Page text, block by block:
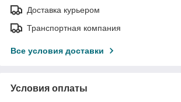
Доставка курьером
Транспортная компания
Все условия доставки
Условия оплаты